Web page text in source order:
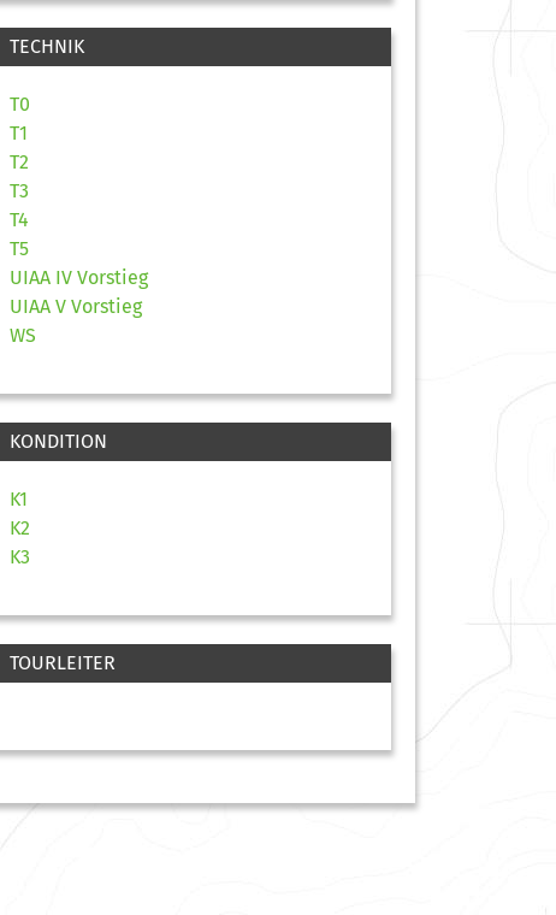
TECHNIK
T0
T1
T2
T3
T4
T5
UIAA IV Vorstieg
UIAA V Vorstieg
WS
KONDITION
K1
K2
K3
TOURLEITER